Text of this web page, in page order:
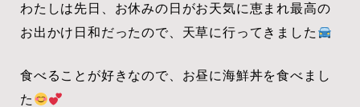
わたしは先日、お休みの日がお天気に恵まれ最高の
お出かけ日和だったので、天草に行ってきました
食べることが好きなので、お昼に海鮮丼を食べまし
た